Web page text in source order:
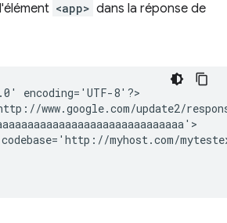
<app> dans la réponse de
encoding='UTF-8'?>
www.google.com/update2/
codebase='http://myhost.com/